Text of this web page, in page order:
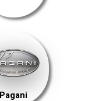
Pagani